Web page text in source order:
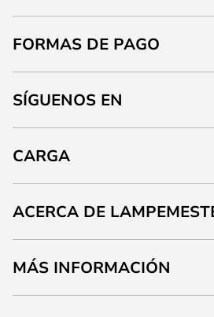
FORMAS DE PAGO
SÍGUENOS EN
CARGA
ACERCA DE
MÁS INFORMACIÓN